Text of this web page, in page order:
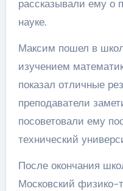
рассказывали ему о
науке.
Максим пошел в
изучением
показал отличные
преподаватели
посоветовали ему
технический
После окончания
Московский физико-